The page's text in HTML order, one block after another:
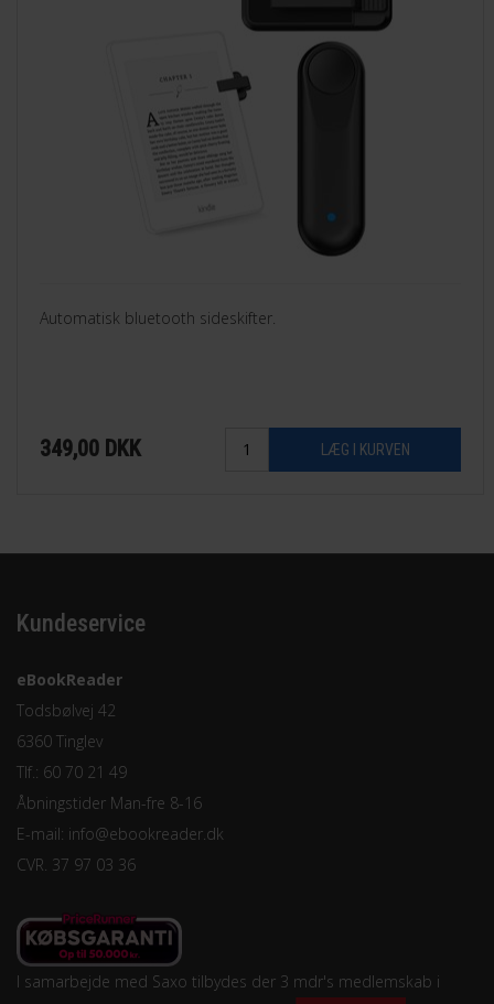
Automatisk bluetooth sideskifter.
349,00 DKK
Kundeservice
eBookReader
Todsbølvej 42
6360 Tinglev
Tlf.: 60 70 21 49
Åbningstider Man-fre 8-16
E-mail: info@ebookreader.dk
CVR. 37 97 03 36
I samarbejde med Saxo tilbydes der 3 mdr's medlemskab i